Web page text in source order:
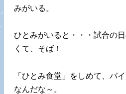
みがいる。
ひとみがいると・・・試合の
くて、そば！
「ひとみ食堂」をしめて、パ
なんだな～。